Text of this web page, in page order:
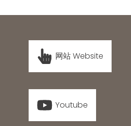
网站 Website
Youtube